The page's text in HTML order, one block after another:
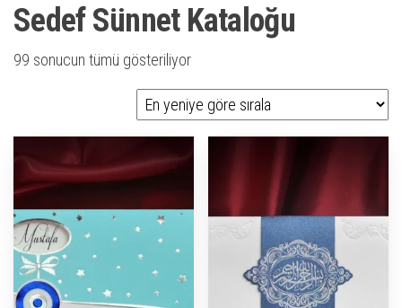
Sedef Sünnet Kataloğu
99 sonucun tümü gösteriliyorEn
göre
sıralandı